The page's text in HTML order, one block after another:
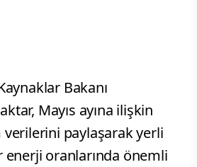
Bakanı
Mayıs ayına ilişkin
paylaşarak yerli
enerji oranlarında önemli